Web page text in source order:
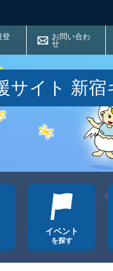
登
お問い合わ
せ
サイト 新宿
イベント
を探す